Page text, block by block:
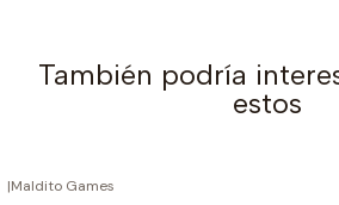
También podría
estos
|Maldito Games